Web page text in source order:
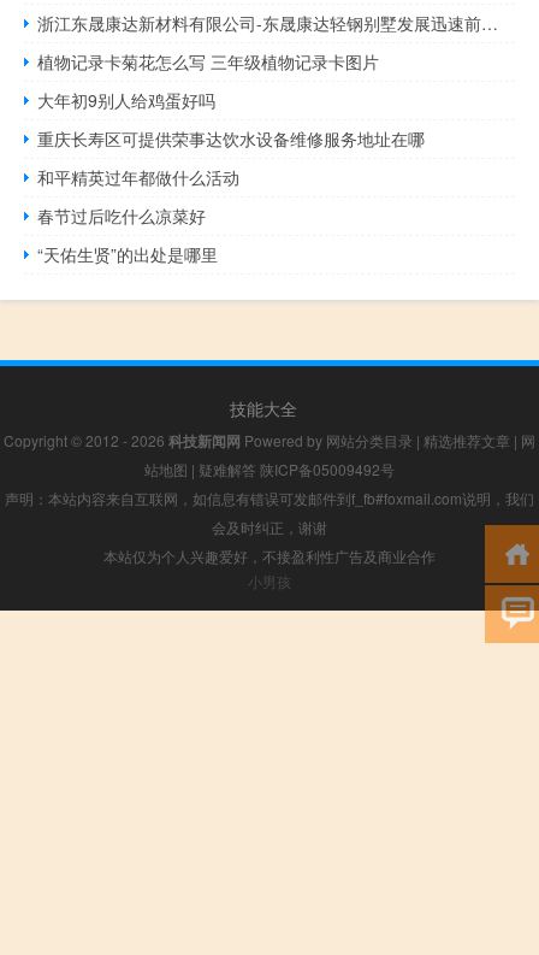
浙江东晟康达新材料有限公司-东晟康达轻钢别墅发展迅速前景好
植物记录卡菊花怎么写 三年级植物记录卡图片
大年初9别人给鸡蛋好吗
重庆长寿区可提供荣事达饮水设备维修服务地址在哪
和平精英过年都做什么活动
春节过后吃什么凉菜好
“天佑生贤”的出处是哪里
技能大全
Copyright © 2012 - 2026 科技新闻网 Powered by 网站分类目录 | 精选推荐文章 | 网
站地图 | 疑难解答 陕ICP备05009492号
声明：本站内容来自互联网，如信息有错误可发邮件到f_fb#foxmail.com说明，我们
会及时纠正，谢谢
本站仅为个人兴趣爱好，不接盈利性广告及商业合作
小男孩